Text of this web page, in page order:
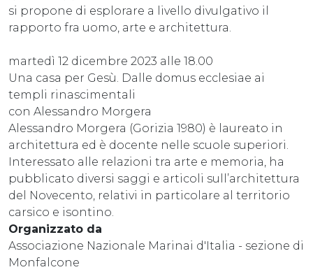
si propone di esplorare a livello divulgativo il
rapporto fra uomo, arte e architettura.
martedì 12 dicembre 2023 alle 18.00
Una casa per Gesù. Dalle domus ecclesiae ai
templi rinascimentali
con Alessandro Morgera
Alessandro Morgera (Gorizia 1980) è laureato in
architettura ed è docente nelle scuole superiori.
Interessato alle relazioni tra arte e memoria, ha
pubblicato diversi saggi e articoli sull’architettura
del Novecento, relativi in particolare al territorio
carsico e isontino.
Organizzato da
Associazione Nazionale Marinai d'Italia - sezione di
Monfalcone